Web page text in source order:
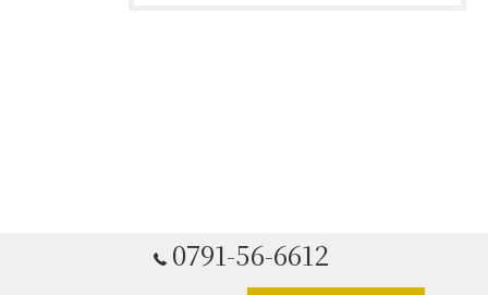
0791-56-6612